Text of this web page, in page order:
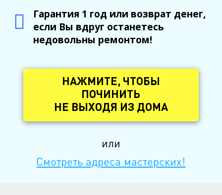
Гарантия 1 год или возврат денег,
если Вы вдруг останетесь
недовольны ремонтом!
НАЖМИТЕ, ЧТОБЫ
ПОЧИНИТЬ
НЕ ВЫХОДЯ ИЗ ДОМА
или
Смотреть адреса мастерских!